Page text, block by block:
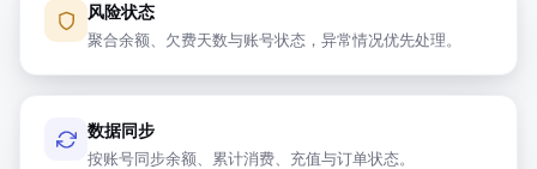
2月 3月 4月 5月 6月 7月
云账号概览
风险状态
聚合余额、欠费天数与账号状态，异常情况优先处理。
数据同步
按账号同步余额、累计消费、充值与订单状态。